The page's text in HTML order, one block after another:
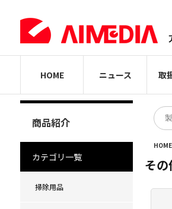
HOME ニュース 取
商品紹介
カテゴリ一覧
掃除用品
そ